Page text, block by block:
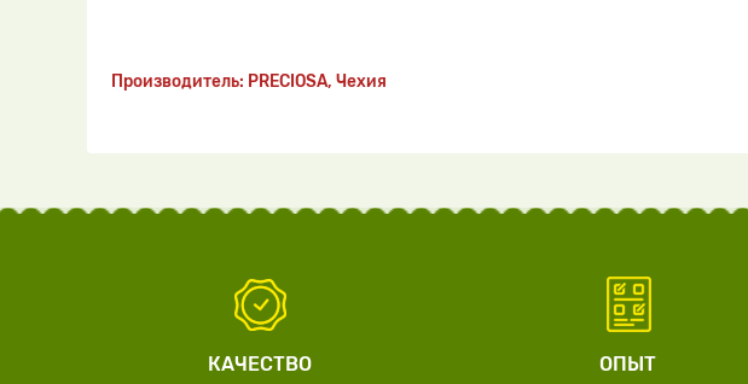
Производитель: PRECIOSA, Чехия
КАЧЕСТВО ОПЫТ